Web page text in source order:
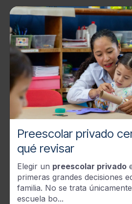
Preescolar privado
qué revisar
Elegir un preescolar privado
primeras grandes decisiones
familia. No se trata
escuela bo...